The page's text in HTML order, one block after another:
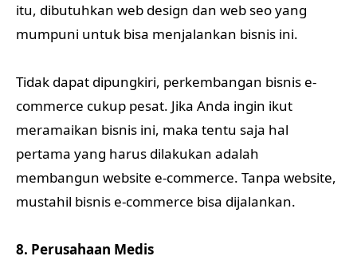
itu, dibutuhkan web design dan web seo yang
mumpuni untuk bisa menjalankan bisnis ini.
Tidak dapat dipungkiri, perkembangan bisnis e-
commerce cukup pesat. Jika Anda ingin ikut
meramaikan bisnis ini, maka tentu saja hal
pertama yang harus dilakukan adalah
membangun website e-commerce. Tanpa website,
mustahil bisnis e-commerce bisa dijalankan.
8. Perusahaan Medis